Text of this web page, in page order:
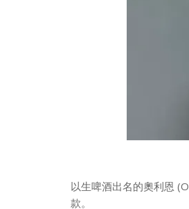
以生啤酒出名的奧利恩
款。